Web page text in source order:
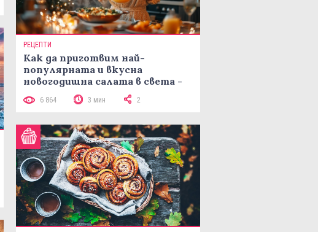
РЕЦЕПТИ
Как да приготвим най-
популярната и вкусна
новогодишна салата в света -
рецепта Мимоза
6 864 3 мин 2